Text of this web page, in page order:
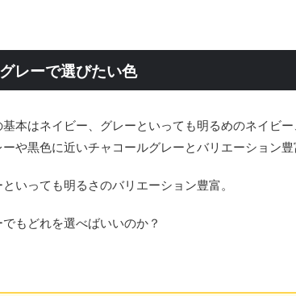
レーで選びたい色
本はネイビー、グレーといっても明るめのネイビー
や黒色に近いチャコールグレーとバリエーション豊
いっても明るさのバリエーション豊富。
もどれを選べばいいのか？